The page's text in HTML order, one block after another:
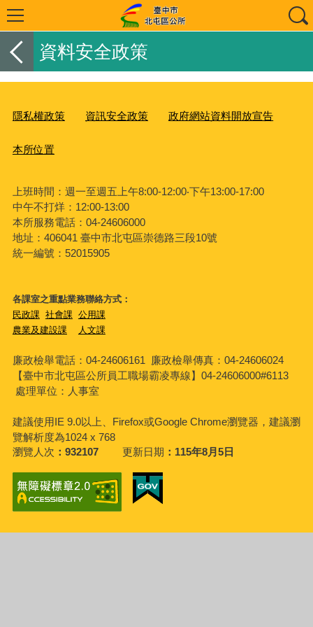
資料安全政策
隱私權政策 資訊安全政策 政府網站資料開放宣告
本所位置
上班時間：週一至週五上午8:00-12:00‧下午13:00-17:00
中午不打烊：12:00-13:00
本所服務電話：04-24606000
地址：406041 臺中市北屯區崇德路三段10號
統一編號：52015905
各課室之重點業務聯絡方式：
民政課 社會課 公用課
農業及建設課
人文課
廉政檢舉電話：04-24606161
廉政檢舉傳真：04-24606024
【臺中市北屯區公所員工職場霸凌專線】04-24606000#6113
處理單位：人事室
建議使用IE 9.0以上、Firefox或Google Chrome瀏覽器，建議瀏
覽解析度為1024 x 768
瀏覽人次
932107 更新日期 115年8月5日